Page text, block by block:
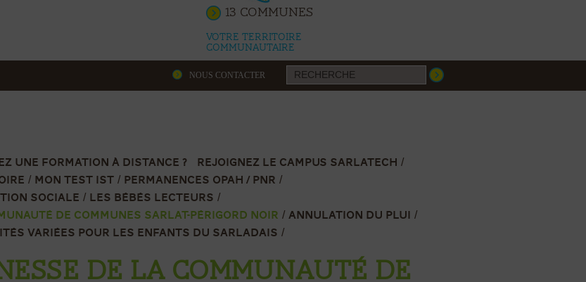
13 communes
VOTRE Territoire
communautaire
NOUS CONTACTER
UNE FORMATION À DISTANCE ? REJOIGNEZ LE CAMPUS SARLATECH
MON TEST IST
PERMANENCES OPAH / PNR
SOCIALE
LES BÉBÉS LECTEURS
DE COMMUNES SARLAT-PÉRIGORD NOIR
ANNULATION DU PLUI
VARIÉES POUR LES ENFANTS DU SARLADAIS
DE LA COMMUNAUTÉ DE